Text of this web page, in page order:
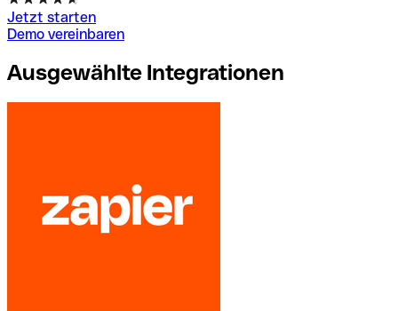
Jetzt starten
Demo vereinbaren
Ausgewählte Integrationen